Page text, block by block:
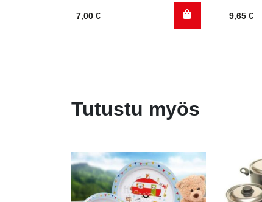
7,00 € 9,65 €
Tutustu myös